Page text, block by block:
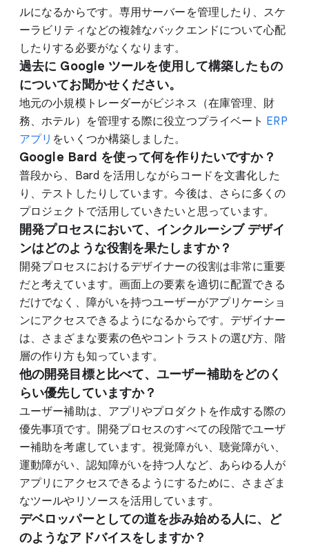
ルになるからです。専用サーバーを管理したり、スケ
ーラビリティなどの複雑なバックエンドについて心配
したりする必要がなくなります。
過去に Google ツールを使用して構築したもの
についてお聞かせください。
地元の小規模トレーダーがビジネス（在庫管理、財
務、ホテル）を管理する際に役立つプライベート ERP
アプリ をいくつか構築しました。
Google Bard を使って何を作りたいですか？
普段から、Bard を活用しながらコードを文書化した
り、テストしたりしています。今後は、さらに多くの
プロジェクトで活用していきたいと思っています。
開発プロセスにおいて、インクルーシブ デザイ
ンはどのような役割を果たしますか？
開発プロセスにおけるデザイナーの役割は非常に重要
だと考えています。画面上の要素を適切に配置できる
だけでなく、障がいを持つユーザーがアプリケーショ
ンにアクセスできるようになるからです。デザイナー
は、さまざまな要素の色やコントラストの選び方、階
層の作り方も知っています。
他の開発目標と比べて、ユーザー補助をどのく
らい優先していますか？
ユーザー補助は、アプリやプロダクトを作成する際の
優先事項です。開発プロセスのすべての段階でユーザ
ー補助を考慮しています。視覚障がい、聴覚障がい、
運動障がい、認知障がいを持つ人など、あらゆる人が
アプリにアクセスできるようにするために、さまざま
なツールやリソースを活用しています。
デベロッパーとしての道を歩み始める人に、ど
のようなアドバイスをしますか？